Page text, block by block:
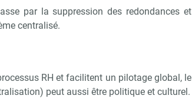
par la suppression des redondances et
centralisé.
RH et facilitent un pilotage global, le
peut aussi être politique et culturel.